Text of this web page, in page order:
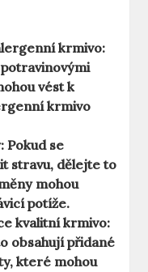
krmivo:
vést k
krmivo
Pokud se
stravu, dělejte to
mohou
potíže.
kvalitní krmivo:
obsahují přidané
které mohou